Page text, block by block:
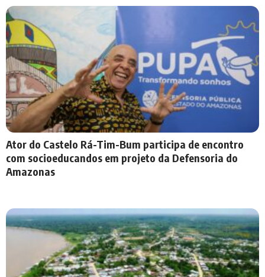
Ator do Castelo Rá-Tim-Bum participa de encontro
com socioeducandos em projeto da Defensoria do
Amazonas